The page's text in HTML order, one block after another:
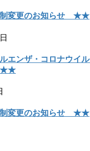
変更のお知らせ ★★
ンザ・コロナウイル
★★
変更のお知らせ ★★